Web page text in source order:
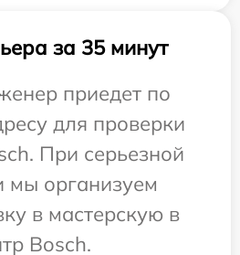
за 35 минут
приедет по
для проверки
При серьезной
мы организуем
в мастерскую в
Bosch.